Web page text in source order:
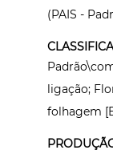
(PAIS -
ligação;
folhagem